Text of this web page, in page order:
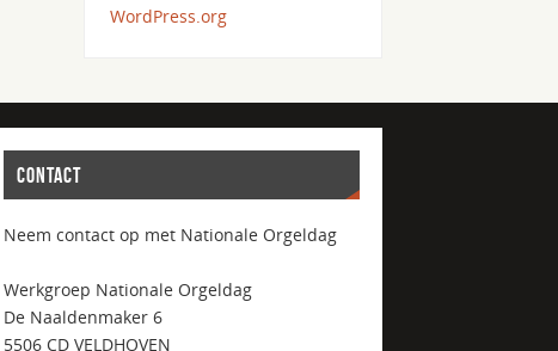
WordPress.org
CONTACT
Neem contact op met Nationale Orgeldag
Werkgroep Nationale Orgeldag
De Naaldenmaker 6
5506 CD VELDHOVEN